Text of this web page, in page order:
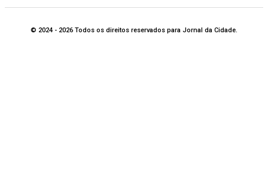
© 2024 - 2026 Todos os direitos reservados para Jornal da Cidade.